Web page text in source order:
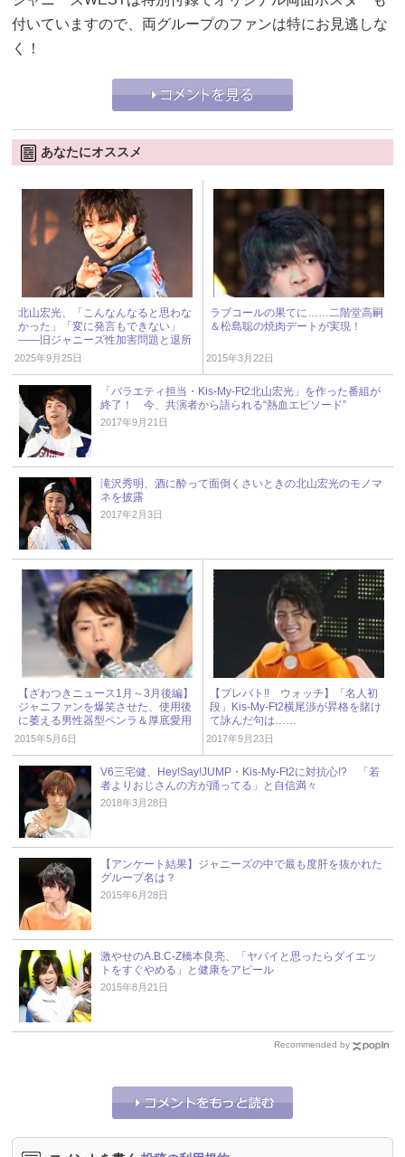
付いていますので、両グループのファンは特にお見逃しな
く！
あなたにオススメ
北山宏光、「こんなんなると思わな
かった」「変に発言もできない」
――旧ジャニーズ性加害問題と退所
後の“本音” « ジャニーズ研究会
2025年9月25日
ラブコールの果てに……二階堂高嗣
＆松島聡の焼肉デートが実現！
2015年3月22日
「バラエティ担当・Kis-My-Ft2北山宏光」を作った番組が
終了！ 今、共演者から語られる“熱血エピソード”
2017年9月21日
滝沢秀明、酒に酔って面倒くさいときの北山宏光のモノマ
ネを披露
2017年2月3日
【ざわつきニュース1月～3月後編】
ジャニファンを爆笑させた、使用後
に萎える男性器型ペンラ＆厚底愛用
のキスマイ北山
2015年5月6日
【プレバト!! ウォッチ】「名人初
段」Kis-My-Ft2横尾渉が昇格を賭け
て詠んだ句は……
2017年9月23日
V6三宅健、Hey!Say!JUMP・Kis-My-Ft2に対抗心!? 「若
者よりおじさんの方が踊ってる」と自信満々
2018年3月28日
【アンケート結果】ジャニーズの中で最も度肝を抜かれた
グループ名は？
2015年6月28日
激やせのA.B.C-Z橋本良亮、「ヤバイと思ったらダイエッ
トをすぐやめる」と健康をアピール
2015年8月21日
Recommended by